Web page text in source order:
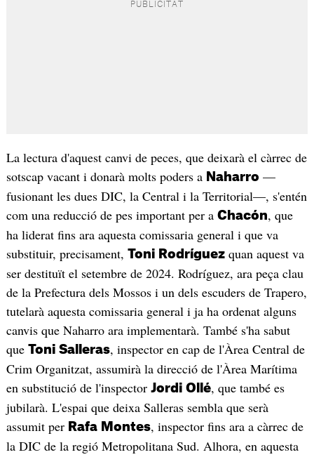
La lectura d'aquest canvi de peces, que deixarà el càrrec de
sotscap vacant i donarà molts poders a Naharro —
fusionant les dues DIC, la Central i la Territorial—, s'entén
com una reducció de pes important per a Chacón, que
ha liderat fins ara aquesta comissaria general i que va
substituir, precisament, Toni Rodríguezquan aquest va
ser destituït el setembre de 2024. Rodríguez, ara peça clau
de la Prefectura dels Mossos i un dels escuders de Trapero,
tutelarà aquesta comissaria general i ja ha ordenat alguns
canvis que Naharro ara implementarà. També s'ha sabut
que Toni Salleras, inspector en cap de l'Àrea Central de
Crim Organitzat, assumirà la direcció de l'Àrea Marítima
en substitució de l'inspector Jordi Ollé, que també es
jubilarà. L'espai que deixa Salleras sembla que serà
assumit per Rafa Montes, inspector fins ara a càrrec de
la DIC de la regió Metropolitana Sud. Alhora, en aquesta